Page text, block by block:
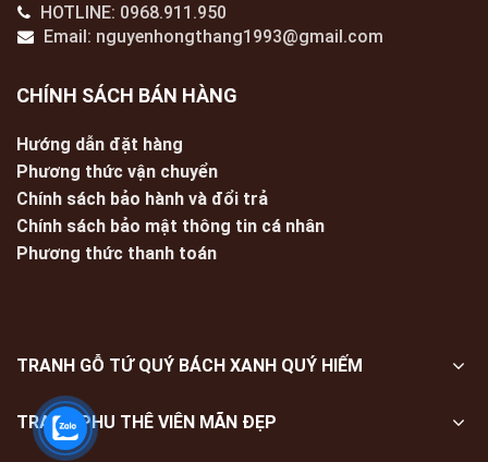
HOTLINE: 0968.911.950
Email: nguyenhongthang1993@gmail.com
CHÍNH SÁCH BÁN HÀNG
Hướng dẫn đặt hàng
Phương thức vận chuyển
Chính sách bảo hành và đổi trả
Chính sách bảo mật thông tin cá nhân
Phương thức thanh toán
TRANH GỖ TỨ QUÝ BÁCH XANH QUÝ HIẾM
TRANH PHU THÊ VIÊN MÃN ĐẸP